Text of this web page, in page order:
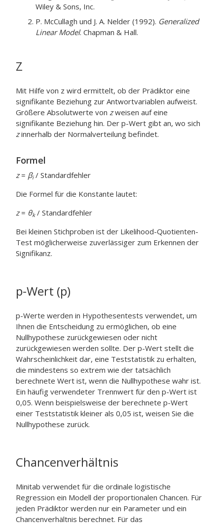
Wiley & Sons, Inc.
P. McCullagh und J. A. Nelder (1992). Generalized
Linear Model. Chapman & Hall.
Z
Mit Hilfe von z wird ermittelt, ob der Prädiktor eine
signifikante Beziehung zur Antwortvariablen aufweist.
Größere Absolutwerte von zweisen auf eine
signifikante Beziehung hin. Der p-Wert gibt an, wo sich
zinnerhalb der Normalverteilung befindet.
Formel
z= βi / Standardfehler
Die Formel für die Konstante lautet:
z= θk / Standardfehler
Bei kleinen Stichproben ist der Likelihood-Quotienten-
Test möglicherweise zuverlässiger zum Erkennen der
Signifikanz.
p-Wert (p)
p-Werte werden in Hypothesentests verwendet, um
Ihnen die Entscheidung zu ermöglichen, ob eine
Nullhypothese zurückgewiesen oder nicht
zurückgewiesen werden sollte. Der p-Wert stellt die
Wahrscheinlichkeit dar, eine Teststatistik zu erhalten,
die mindestens so extrem wie der tatsächlich
berechnete Wert ist, wenn die Nullhypothese wahr ist.
Ein häufig verwendeter Trennwert für den p-Wert ist
0,05. Wenn beispielsweise der berechnete p-Wert
einer Teststatistik kleiner als 0,05 ist, weisen Sie die
Nullhypothese zurück.
Chancenverhältnis
Minitab verwendet für die ordinale logistische
Regression ein Modell der proportionalen Chancen. Für
jeden Prädiktor werden nur ein Parameter und ein
Chancenverhältnis berechnet. Für das